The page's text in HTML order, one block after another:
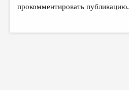
МАЛАЯ ПРОЗА
прокомментировать публикацию.